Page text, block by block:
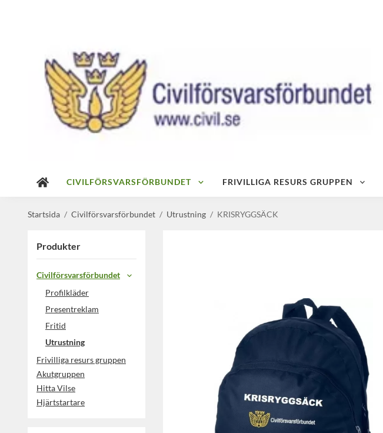
CIVILFÖRSVARSFÖRBUNDET FRIVILLIGA RESURS GRUPPEN
Startsida / Civilförsvarsförbundet / Utrustning / KRISRYGGSÄCK
Produkter
Civilförsvarsförbundet
Profilkläder
Presentreklam
Fritid
Utrustning
Frivilliga resurs gruppen
Akutgruppen
Hitta Vilse
Hjärtstartare